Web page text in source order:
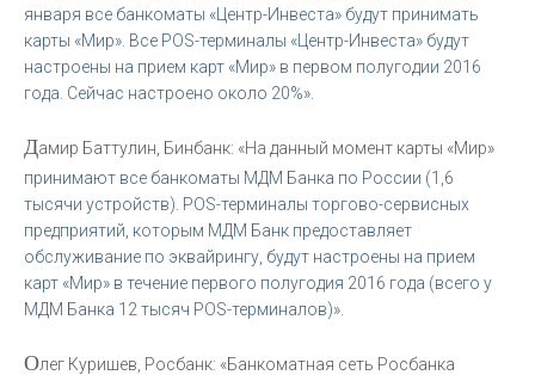
января все банкоматы «Центр-Инвеста» будут принимать
карты «Мир». Все POS-терминалы «Центр-Инвеста» будут
настроены на прием карт «Мир» в первом полугодии 2016
года. Сейчас настроено около 20%».
Дамир Баттулин, Бинбанк: «На данный момент карты «Мир»
принимают все банкоматы МДМ Банка по России (1,6
тысячи устройств). POS-терминалы торгово-сервисных
предприятий, которым МДМ Банк предоставляет
обслуживание по эквайрингу, будут настроены на прием
карт «Мир» в течение первого полугодия 2016 года (всего у
МДМ Банка 12 тысяч POS-терминалов)».
Олег Куришев, Росбанк: «Банкоматная сеть Росбанка